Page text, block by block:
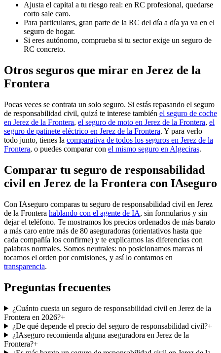
Ajusta el capital a tu riesgo real: en RC profesional, quedarse
corto sale caro.
Para particulares, gran parte de la RC del día a día ya va en el
seguro de hogar.
Si eres autónomo, comprueba si tu sector exige un seguro de
RC concreto.
Otros seguros que mirar en Jerez de la
Frontera
Pocas veces se contrata un solo seguro. Si estás repasando el seguro
de responsabilidad civil, quizá te interese también el seguro de coche
en Jerez de la Frontera, el seguro de moto en Jerez de la Frontera, el
seguro de patinete eléctrico en Jerez de la Frontera. Y para verlo
todo junto, tienes la comparativa de todos los seguros en Jerez de la
Frontera, o puedes comparar con el mismo seguro en Algeciras.
Comparar tu seguro de responsabilidad
civil en Jerez de la Frontera con IAseguro
Con IAseguro comparas tu seguro de responsabilidad civil en Jerez
de la Frontera hablando con el agente de IA, sin formularios y sin
dejar el teléfono. Te mostramos los precios ordenados de más barato
a más caro entre más de 80 aseguradoras (orientativos hasta que
cada compañía los confirme) y te explicamos las diferencias con
palabras normales. Somos neutrales: no posicionamos marcas ni
tocamos el orden por comisiones, y así lo contamos en
transparencia.
Preguntas frecuentes
¿Cuánto cuesta un seguro de responsabilidad civil en Jerez de la
Frontera en 2026?+
¿De qué depende el precio del seguro de responsabilidad civil?+
¿IAseguro recomienda alguna aseguradora en Jerez de la
Frontera?+